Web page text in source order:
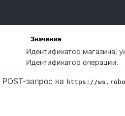
Значение
Идентификатор магазина,
Идентификатор операции.
запрос на https://